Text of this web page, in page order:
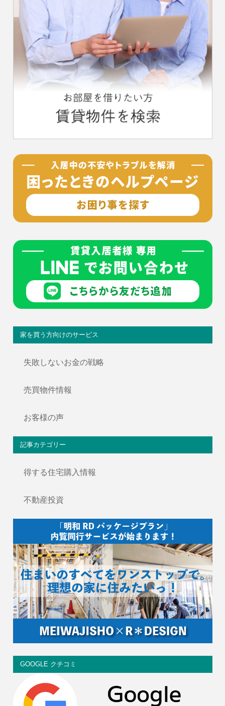
家を買う方向けのサービス
失敗しないお金の戦略
売買物件情報
お客様の声
記事カテゴリー
得する住宅購入情報
不動産投資
GOOGLE クチコミ